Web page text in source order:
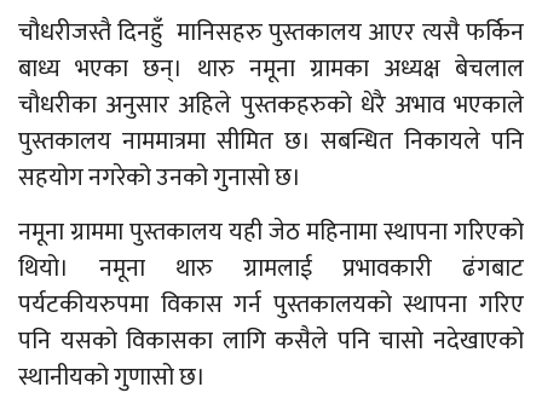
चौधरीजस्तै दिनहुँ मानिसहरु पुस्तकालय आएर त्यसै फर्किन
बाध्य भएका छन्। थारु नमूना ग्रामका अध्यक्ष बेचलाल
चौधरीका अनुसार अहिले पुस्तकहरुको धेरै अभाव भएकाले
पुस्तकालय नाममात्रमा सीमित छ। सबन्धित निकायले पनि
सहयोग नगरेको उनको गुनासो छ।
नमूना ग्राममा पुस्तकालय यही जेठ महिनामा स्थापना गरिएको
थियो। नमूना थारु ग्रामलाई प्रभावकारी ढंगबाट
पर्यटकीयरुपमा विकास गर्न पुस्तकालयको स्थापना गरिए
पनि यसको विकासका लागि कसैले पनि चासो नदेखाएको
स्थानीयको गुणासो छ।